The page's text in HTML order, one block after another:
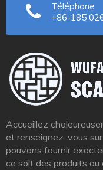
Téléphone
+86-185
Accueillez
et renseignez-vous
pouvons fournir
ce soit des produits ou